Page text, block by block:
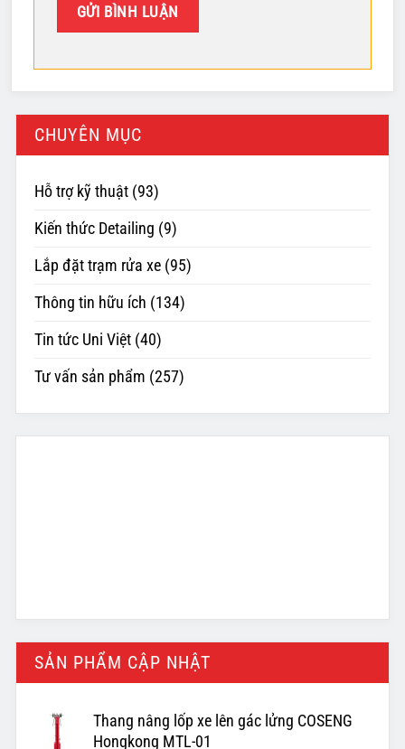
CHUYÊN MỤC
Hỗ trợ kỹ thuật (93)
Kiến thức Detailing (9)
Lắp đặt trạm rửa xe (95)
Thông tin hữu ích (134)
Tin tức Uni Việt (40)
Tư vấn sản phẩm (257)
SẢN PHẨM CẬP NHẬT
Thang nâng lốp xe lên gác lửng COSENG
Hongkong MTL-01